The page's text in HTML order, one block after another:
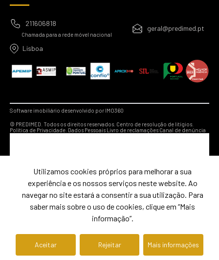
211606818
Chamada para a rede móvel nacional
geral@predimed.pt
Lisboa
Software imobiliário desenvolvido por IMO360
© PREDIMED. Todos os direitos reservados. Centro de resolução de litígios.
Política de Privacidade. Dados PessoaisLivro de reclamações Canal de denúncia
Utilizamos cookies próprios para melhorar a sua
experiência e os nossos serviços neste website. Ao
navegar no site estará a consentir a sua utilização. Para
saber mais sobre o uso de cookies, clique em “Mais
informação”.
Aceitar Rejeitar Mais informações